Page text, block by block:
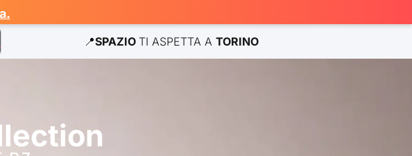
📍SPAZIO TI ASPETTA A TORINO